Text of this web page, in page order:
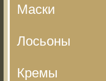
Маски
Лосьоны
Кремы